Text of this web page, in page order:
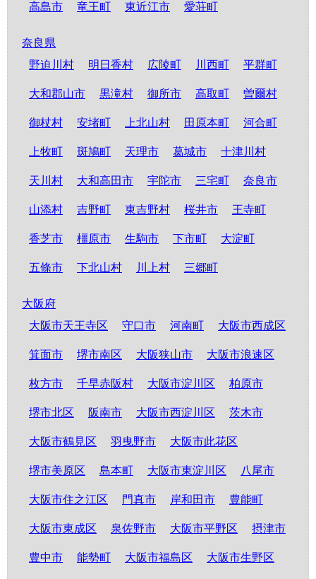
高島市 竜王町 東近江市 愛荘町
奈良県
野迫川村
明日香村 広陵町 川西町 平群町
大和郡山市 黒滝村 御所市 高取町 曽爾村
御杖村 安堵町 上北山村 田原本町 河合町
上牧町 斑鳩町 天理市 葛城市 十津川村
天川村 大和高田市 宇陀市 三宅町 奈良市
山添村 吉野町 東吉野村 桜井市 王寺町
香芝市 橿原市 生駒市 下市町 大淀町
五條市 下北山村 川上村 三郷町
大阪府
大阪市天王寺区
守口市 河南町 大阪市西成区
箕面市 堺市南区 大阪狭山市 大阪市浪速区
枚方市 千早赤阪村 大阪市淀川区 柏原市
堺市北区 阪南市 大阪市西淀川区 茨木市
大阪市鶴見区 羽曳野市 大阪市此花区
堺市美原区 島本町 大阪市東淀川区 八尾市
大阪市住之江区 門真市 岸和田市 豊能町
大阪市東成区 泉佐野市 大阪市平野区 摂津市
豊中市 能勢町 大阪市福島区 大阪市生野区